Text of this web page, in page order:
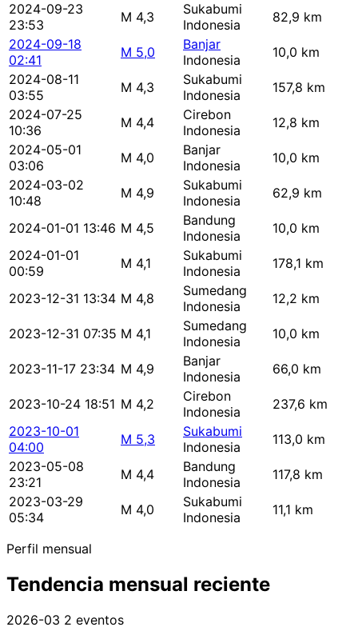
2024-09-23
23:53
M 4,3
Sukabumi
Indonesia
82,9 km
2024-09-18
02:41
M 5,0
Banjar
Indonesia
10,0 km
2024-08-11
03:55
M 4,3
Sukabumi
Indonesia
157,8 km
2024-07-25
10:36
M 4,4
Cirebon
Indonesia
12,8 km
2024-05-01
03:06
M 4,0
Banjar
Indonesia
10,0 km
2024-03-02
10:48
M 4,9
Sukabumi
Indonesia
62,9 km
2024-01-01 13:46 M 4,5
Bandung
Indonesia
10,0 km
2024-01-01
00:59
M 4,1
Sukabumi
Indonesia
178,1 km
2023-12-31 13:34 M 4,8
Sumedang
Indonesia
12,2 km
2023-12-31 07:35 M 4,1
Sumedang
Indonesia
10,0 km
2023-11-17 23:34 M 4,9
Banjar
Indonesia
66,0 km
2023-10-24 18:51 M 4,2
Cirebon
Indonesia
237,6 km
2023-10-01
04:00
M 5,3
Sukabumi
Indonesia
113,0 km
2023-05-08
23:21
M 4,4
Bandung
Indonesia
117,8 km
2023-03-29
05:34
M 4,0
Sukabumi
Indonesia
11,1 km
Perfil mensual
Tendencia mensual reciente
2026-03 2 eventos